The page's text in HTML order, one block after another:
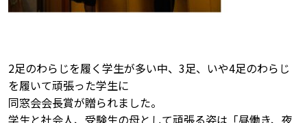
2足のわらじを履く学生が多い中、3足、いや4足のわらじ
を履いて頑張った学生に
同窓会会長賞が贈られました。
学生と社会人、受験生の母として頑張る姿は「昼働き、夜